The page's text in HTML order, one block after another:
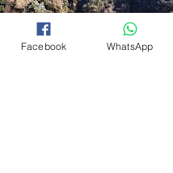
Facebook WhatsApp